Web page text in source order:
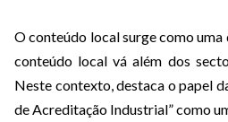
O conteúdo local surge como uma
conteúdo local vá além dos
Neste contexto, destaca o papel
de Acreditação Industrial” como